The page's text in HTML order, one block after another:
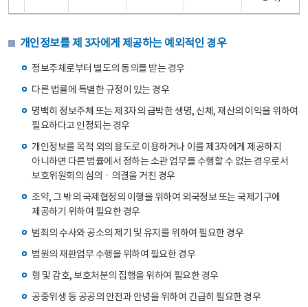
개인정보를 제 3자에게 제공하는 예외적인 경우
정보주체로부터 별도의 동의를 받는 경우
다른 법률에 특별한 규정이 있는 경우
명백히 정보주체 또는 제3자의 급박한 생명, 신체, 재산의 이익을 위하여
필요하다고 인정되는 경우
개인정보를 목적 외의 용도로 이용하거나 이를 제3자에게 제공하지
아니하면 다른 법률에서 정하는 소관 업무를 수행할 수 없는 경우로서
보호위원회의 심의ㆍ의결을 거친 경우
조약, 그 밖의 국제협정의 이행을 위하여 외국정보 또는 국제기구에
제공하기 위하여 필요한 경우
범죄의 수사와 공소의 제기 및 유지를 위하여 필요한 경우
법원의 재판업무 수행을 위하여 필요한 경우
형 및 감호, 보호처분의 집행을 위하여 필요한 경우
공중위생 등 공공의 안전과 안녕을 위하여 긴급히 필요한 경우